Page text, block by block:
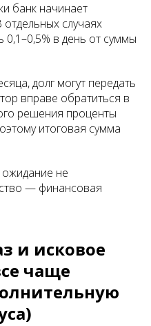
банк начинает
случаях
0,1–0,5% в день от суммы
долг могут передать
вправе обратиться в
решения проценты
итоговая сумма
не
— финансовая
и исковое
чаще